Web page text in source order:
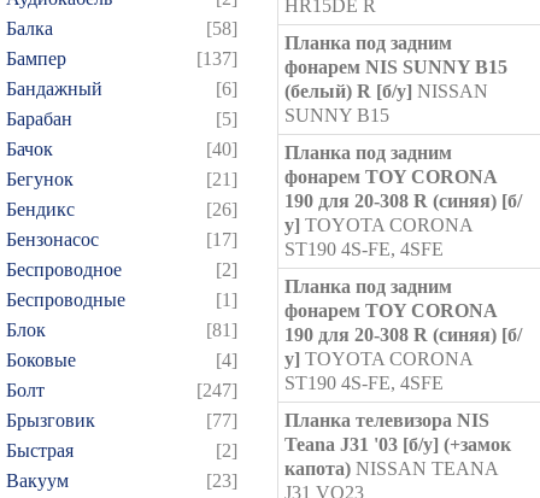
Балка
[58]
Бампер
[137]
Бандажный
[6]
Барабан
[5]
Бачок
[40]
Бегунок
[21]
Бендикс
[26]
Бензонасос
[17]
Беспроводное
[2]
Беспроводные
[1]
Блок
[81]
Боковые
[4]
Болт
[247]
Брызговик
[77]
Быстрая
[2]
Вакуум
[23]
HR15DE R
Планка под задним
фонарем NIS SUNNY B15
(белый) R [б/у] NISSAN
SUNNY B15
Планка под задним
фонарем TOY CORONA
190 для 20-308 R (синяя) [б/
у] TOYOTA CORONA
ST190 4S-FE, 4SFE
Планка под задним
фонарем TOY CORONA
190 для 20-308 R (синяя) [б/
у] TOYOTA CORONA
ST190 4S-FE, 4SFE
Планка телевизора NIS
Teana J31 '03 [б/у] (+замок
капота) NISSAN TEANA
J31 VQ23